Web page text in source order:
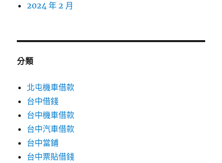
2024 年 2 月
分類
北屯機車借款
台中借錢
台中機車借款
台中汽車借款
台中當鋪
台中票貼借錢